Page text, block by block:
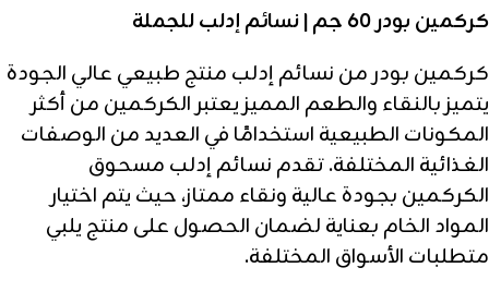
كركمين بودر 60 جم | نسائم إدلب للجملة
كركمين بودر من نسائم إدلب منتج طبيعي عالي الجودة
يتميز بالنقاء والطعم المميز يعتبر الكركمين من أكثر
المكونات الطبيعية استخدامًا في العديد من الوصفات
الغذائية المختلفة. تقدم نسائم إدلب مسحوق
الكركمين بجودة عالية ونقاء ممتاز، حيث يتم اختيار
المواد الخام بعناية لضمان الحصول على منتج يلبي
متطلبات الأسواق المختلفة.